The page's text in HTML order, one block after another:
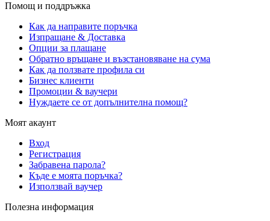
Помощ и поддръжка
Как да направите поръчка
Изпращане & Доставка
Опции за плащане
Обратно връщане и възстановяване на сума
Как да ползвате профила си
Бизнес клиенти
Промоции & ваучери
Нуждаете се от допълнителна помощ?
Моят акаунт
Вход
Регистрация
Забравена парола?
Къде е моята поръчка?
Използвай ваучер
Полезна информация